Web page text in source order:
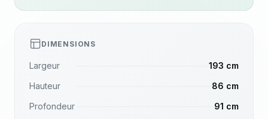
DIMENSIONS
Largeur
193 cm
Hauteur
86 cm
Profondeur
91 cm